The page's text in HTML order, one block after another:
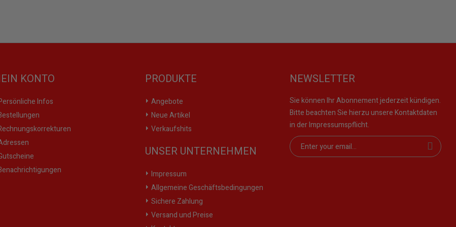
KONTO
Infos
PRODUKTE
Angebote
Neue Artikel
Verkaufshits
UNSER UNTERNEHMEN
Impressum
Allgemeine Geschäftsbedingungen
Sichere Zahlung
Versand und Preise
NEWSLETTER
Sie können Ihr Abonnement jederzeit kündigen.
Bitte beachten Sie hierzu unsere Kontaktdaten
in der Impressumspflicht.